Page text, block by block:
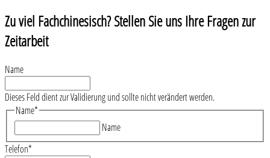
Zu viel Fachchinesisch? Stellen Sie uns Ihre Fragen zur
Zeitarbeit
Name
Dieses Feld dient zur Validierung und sollte nicht verändert werden.
Name*
Name
Telefon*